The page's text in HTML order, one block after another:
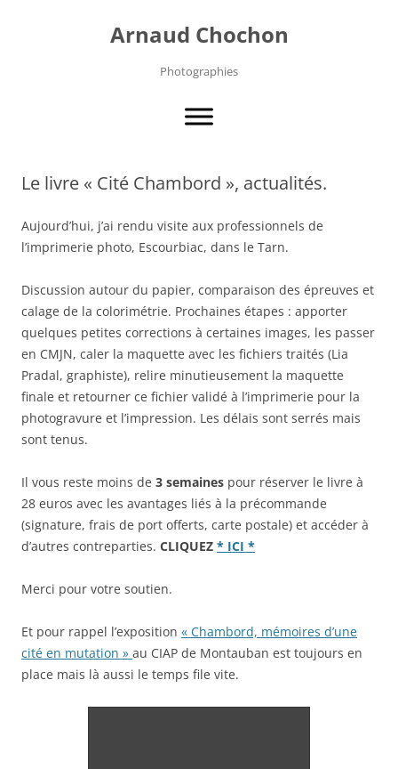
Arnaud Chochon
Photographies
Le livre « Cité Chambord », actualités.
Aujourd’hui, j’ai rendu visite aux professionnels de
l’imprimerie photo, Escourbiac, dans le Tarn.
Discussion autour du papier, comparaison des épreuves et
calage de la colorimétrie. Prochaines étapes : apporter
quelques petites corrections à certaines images, les passer
en CMJN, caler la maquette avec les fichiers traités (Lia
Pradal, graphiste), relire minutieusement la maquette
finale et retourner ce fichier validé à l’imprimerie pour la
photogravure et l’impression. Les délais sont serrés mais
sont tenus.
Il vous reste moins de 3 semaines pour réserver le livre à
28 euros avec les avantages liés à la précommande
(signature, frais de port offerts, carte postale) et accéder à
d’autres contreparties. CLIQUEZ * ICI *
Merci pour votre soutien.
Et pour rappel l’exposition « Chambord, mémoires d’une
cité en mutation » au CIAP de Montauban est toujours en
place mais là aussi le temps file vite.